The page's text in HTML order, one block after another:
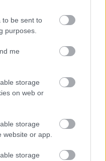
to be sent to
purposes.
me
storage
on web or
storage
website or app.
storage